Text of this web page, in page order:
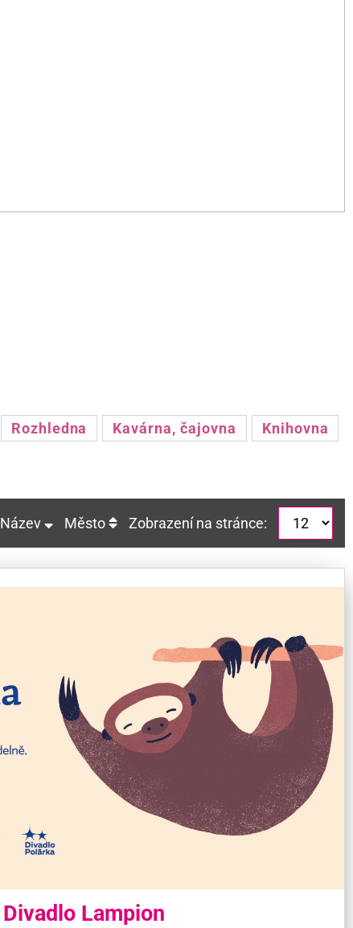
Rozhledna Kavárna, čajovna Knihovna
Název Město Zobrazení na stránce:
Divadlo Lampion